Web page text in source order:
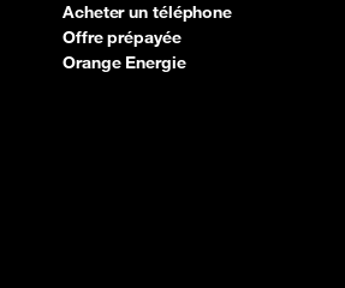
Créer votre compte
Acheter un téléphone
Offre prépayée
Orange Energie